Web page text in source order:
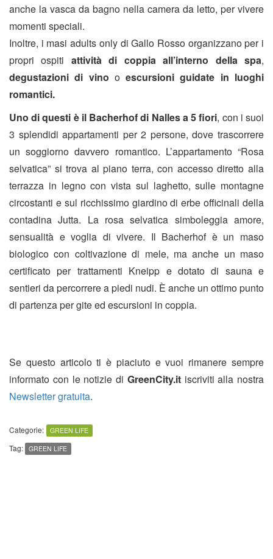
anche la vasca da bagno nella camera da letto, per vivere
momenti speciali.
Inoltre, i masi adults only di Gallo Rosso organizzano per i
propri ospiti attività di coppia all’interno della spa,
degustazioni di vino oescursioni guidate in luoghi
romantici.
Uno di questi è il Bacherhof di Nalles a 5 fiori, con i suoi
3 splendidi appartamenti per 2 persone, dove trascorrere
un soggiorno davvero romantico. L’appartamento “Rosa
selvatica” si trova al piano terra, con accesso diretto alla
terrazza in legno con vista sul laghetto, sulle montagne
circostanti e sul ricchissimo giardino di erbe officinali della
contadina Jutta. La rosa selvatica simboleggia amore,
sensualità e voglia di vivere. Il Bacherhof è un maso
biologico con coltivazione di mele, ma anche un maso
certificato per trattamenti Kneipp e dotato di sauna e
sentieri da percorrere a piedi nudi. È anche un ottimo punto
di partenza per gite ed escursioni in coppia.
Se questo articolo ti è piaciuto e vuoi rimanere sempre
informato con le notizie di GreenCity.itiscriviti alla nostra
Newsletter gratuita.
Categorie: GREEN LIFE
Tag: GREEN LIFE